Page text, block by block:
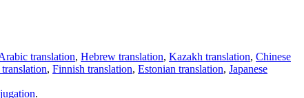
translation, Hebrew translation, Kazakh translation, Chinese
, Finnish translation, Estonian translation, Japanese
.